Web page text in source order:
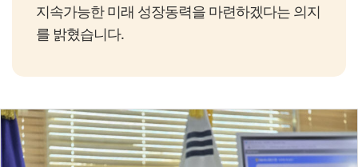
지속가능한 미래 성장동력을 마련하겠다는 의지
를 밝혔습니다.